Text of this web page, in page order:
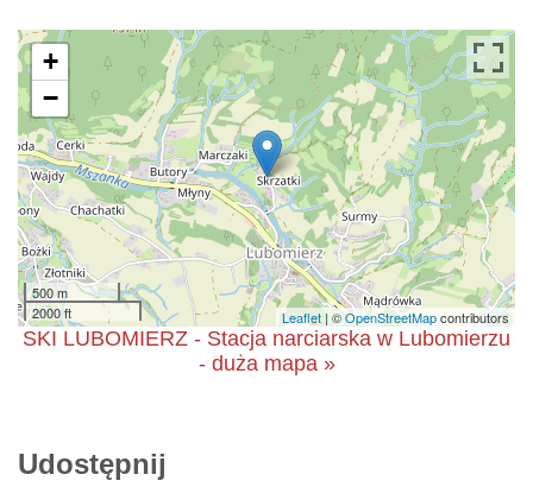
+
−
500 m
2000 ft
Leaflet | ©OpenStreetMapcontributors
SKI LUBOMIERZ - Stacja narciarska w Lubomierzu
- duża mapa »
Udostępnij